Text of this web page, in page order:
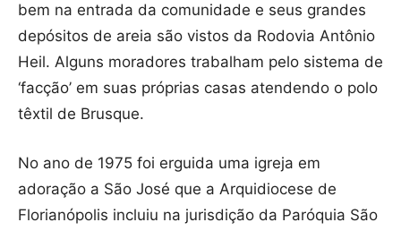
bem na entrada da comunidade e seus grandes
depósitos de areia são vistos da Rodovia Antônio
Heil. Alguns moradores trabalham pelo sistema de
‘facção’ em suas próprias casas atendendo o polo
têxtil de Brusque.
No ano de 1975 foi erguida uma igreja em
adoração a São José que a Arquidiocese de
Florianópolis incluiu na jurisdição da Paróquia São